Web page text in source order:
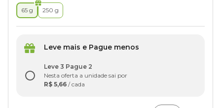
65 g 250 g
Leve mais e Pague menos
Leve 3 Pague 2
Nesta oferta a unidade sai por
R$ 5,66 / cada